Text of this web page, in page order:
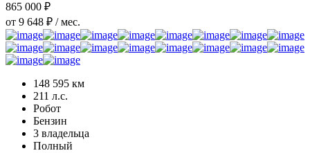
865 000 ₽
от 9 648 ₽ / мес.
148 595 км
211 л.с.
Робот
Бензин
3 владельца
Полный